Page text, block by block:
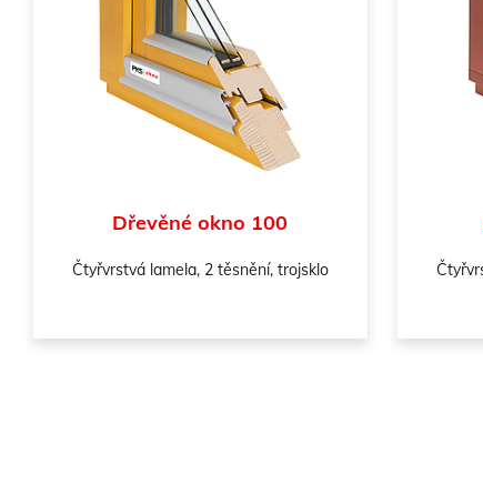
Dřevěné okno 100
Čtyřvrstvá lamela, 2 těsnění, trojsklo